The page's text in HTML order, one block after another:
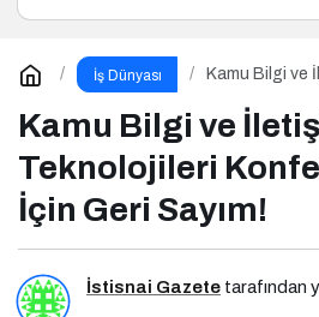
İş Dünyası
Kamu Bilgi ve
Kamu Bilgi ve
Teknolojileri
İçin Geri Sayım!
İstisnai Gazete tarafından